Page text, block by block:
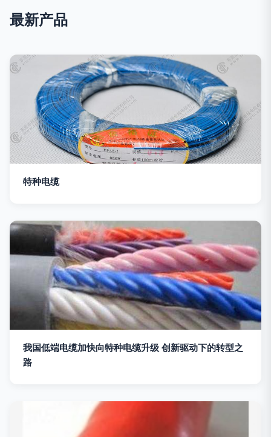
最新产品
特种电缆
我国低端电缆加快向特种电缆升级 创新驱动下的转型之
路